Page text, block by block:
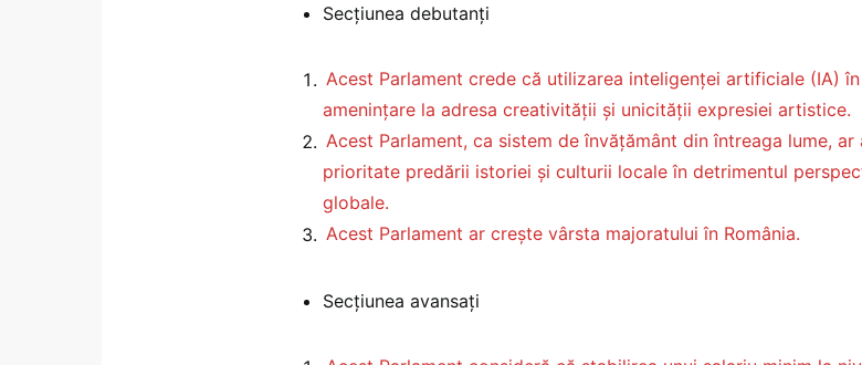
Secțiunea debutanți
Acest Parlament crede că utilizarea inteligenței artificiale (IA)
amenințare la adresa creativității și unicității expresiei artistice.
Acest Parlament, ca sistem de învățământ din întreaga lume, ar
prioritate predării istoriei și culturii locale în detrimentul
globale.
Acest Parlament ar crește vârsta majoratului în România.
Secțiunea avansați